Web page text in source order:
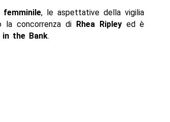
, le aspettative della vigilia
la concorrenza di Rhea Ripleyed è
in the Bank.